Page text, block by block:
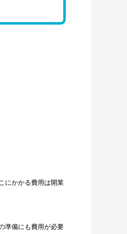
にかかる費用は開業
準備にも費用が必要